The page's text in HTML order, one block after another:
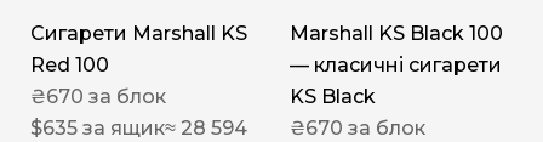
Сигарети Marshall KS
Red 100
₴670 за блок
$635 за ящик≈ 28 594
Marshall KS Black 100
— класичні сигарети
KS Black
₴670 за блок